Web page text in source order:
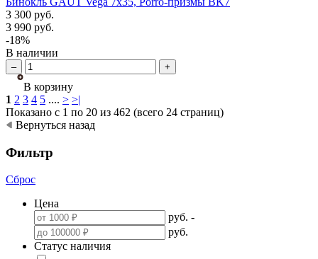
3 300 руб.
3 990 руб.
-18%
В наличии
– +
В корзину
1 2 3 4 5 .... > >|
Показано с 1 по 20 из 462 (всего 24 страниц)
Вернуться назад
Фильтр
Сброс
Цена
руб. -
руб.
Статус наличия